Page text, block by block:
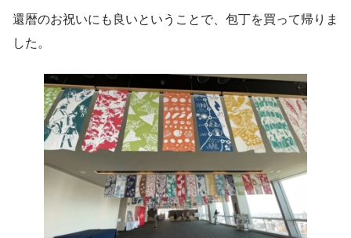
還暦のお祝いにも良いということで、包丁を買って帰りま
した。